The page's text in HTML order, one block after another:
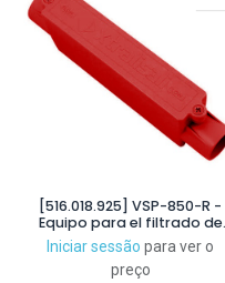
[516.018.925] VSP-850-R -
Equipo para el filtrado de
partículas en ambientes
agresivos, compatible con
tuberías de 25mm diametro
Iniciar sessão para ver o
preço